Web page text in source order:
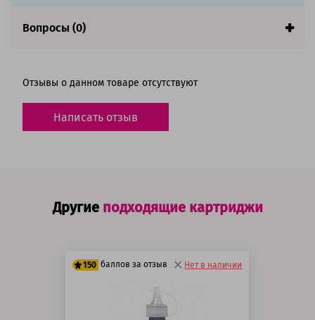
Вопросы (0)
Отзывы о данном товаре отсутствуют
Написать отзыв
Другие подходящие картриджи
150 баллов за отзыв Нет в наличии